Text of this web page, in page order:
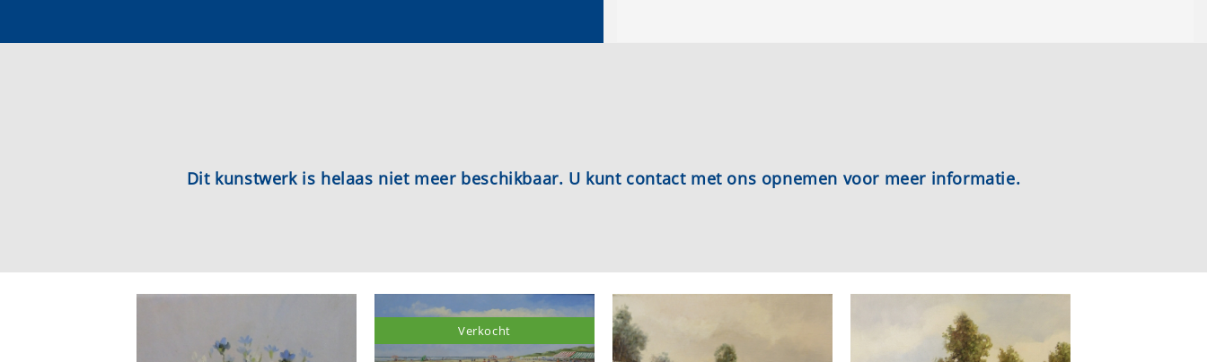
Dit kunstwerk is helaas niet meer beschikbaar. U kunt contact met ons opnemen voor meer informatie.
Verkocht